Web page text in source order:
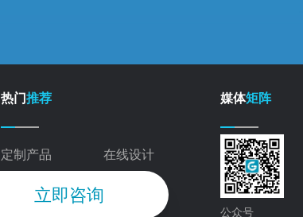
立即咨询
热门推荐
定制产品 在线设计
POD导航
媒体矩阵
公众号